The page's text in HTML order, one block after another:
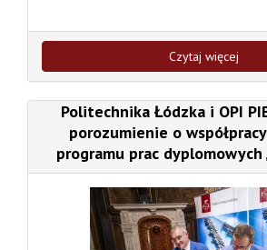
Czytaj więcej
Politechnika Łódzka i OPI
porozumienie o
programu prac dyplomowych